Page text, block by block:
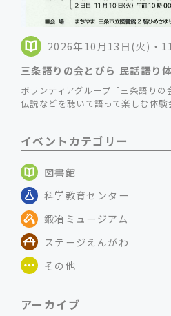
2026年10月13日(火)・
三条語りの会とびら 民話語り
ボランティアグループ「三条語り
伝説などを聴いて語って楽しむ体験
イベントカテゴリー
図書館
科学教育センター
鍛冶ミュージアム
ステージえんがわ
その他
アーカイブ